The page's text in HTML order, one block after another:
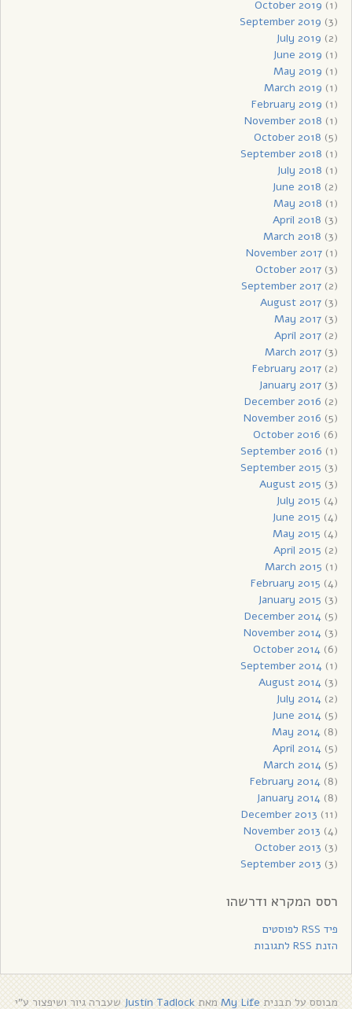
October 2019 (1)
September 2019 (3)
July 2019 (2)
June 2019 (1)
May 2019 (1)
March 2019 (1)
February 2019 (1)
November 2018 (1)
October 2018 (5)
September 2018 (1)
July 2018 (1)
June 2018 (2)
May 2018 (1)
April 2018 (3)
March 2018 (3)
November 2017(1)
October 2017(3)
September 2017(2)
August 2017(3)
May 2017(3)
April 2017(2)
March 2017(3)
February 2017(2)
January 2017(3)
December 2016 (2)
November 2016 (5)
October 2016 (6)
September 2016 (1)
September 2015 (3)
August 2015 (3)
July 2015 (4)
June 2015 (4)
May 2015 (4)
April 2015 (2)
March 2015 (1)
February 2015 (4)
January 2015 (3)
December 2014(5)
November 2014(3)
October 2014(6)
September 2014(1)
August 2014(3)
July 2014(2)
June 2014(5)
May 2014(8)
April 2014(5)
March 2014(5)
February 2014(8)
January 2014(8)
December 2013 (11)
November 2013 (4)
October 2013 (3)
September 2013 (3)
רסס המקרא ודרשהו
פיד RSS לפוסטים
הזנת RSS לתגובות
מבוסס על תבניתMy LifeמאתJustin Tadlockשעברה גיור ושיפצור ע"י